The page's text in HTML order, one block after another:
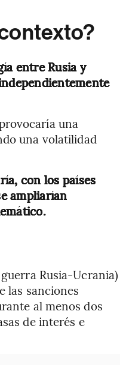
entre Rusia y
una
una volatilidad
con los países
ampliarían
Rusia-Ucrania)
las sanciones
al menos dos
de interés e